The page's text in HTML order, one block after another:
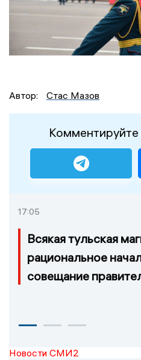
Автор: Стас Мазов
17:05
Всякая тульская
рациональное
совещание
Новости СМИ2